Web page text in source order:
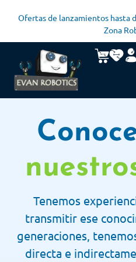
Ofertas de lanzamientos hasta
Zona
Tenemos
transmitir ese
generaciones,
directa e